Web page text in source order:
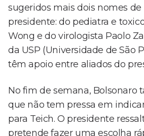
sugeridos mais dois nomes
presidente: do pediatra e
Wong e do virologista Paolo
da USP (Universidade de São
têm apoio entre aliados do
No fim de semana, Bolsonaro
que não tem pressa em
para Teich. O presidente
pretende fazer uma escolha